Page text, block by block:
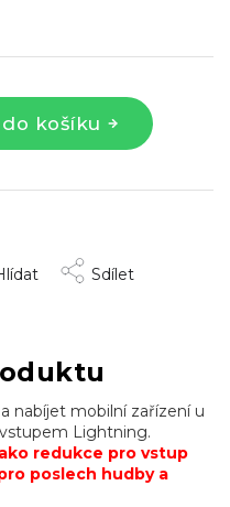
košíku
Sdílet
nabíjet mobilní zařízení u
Lightning.
redukce pro vstup
poslech hudby a